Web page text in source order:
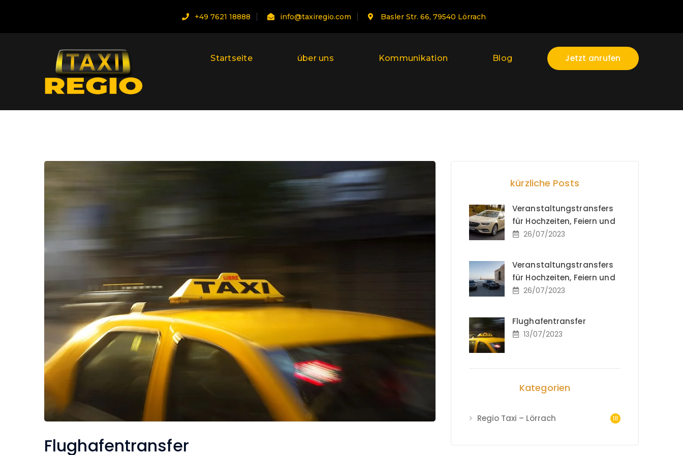
+49 7621 18888 info@taxiregio.com Basler Str. 66, 79540 Lörrach
Jetzt anrufen
Startseite über uns Kommunikation Blog
Flughafentransfer
kürzliche Posts
Veranstaltungstransfers
für Hochzeiten, Feiern und
26/07/2023
Veranstaltungstransfers
für Hochzeiten, Feiern und
26/07/2023
Flughafentransfer
13/07/2023
Kategorien
Regio Taxi – Lörrach 18